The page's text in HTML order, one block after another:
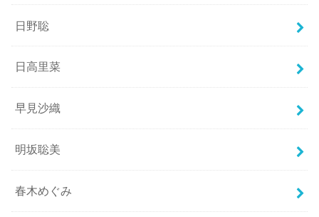
日野聡
日高里菜
早見沙織
明坂聡美
春木めぐみ